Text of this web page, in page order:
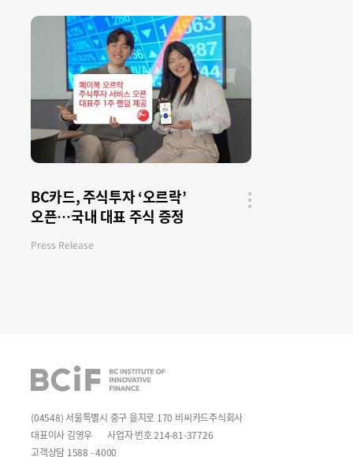
BC카드, 주식투자 ‘오르락’
오픈…국내 대표 주식 증정
Press Release
BCIF
(04548) 서울특별시 중구 을지로 170 비씨카드주식회사
대표이사 김영우
사업자 번호 214-81-37726
고객상담 1588 - 4000